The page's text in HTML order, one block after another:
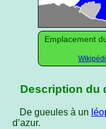
Emplacement
Description du
De gueules à un
d’azur.